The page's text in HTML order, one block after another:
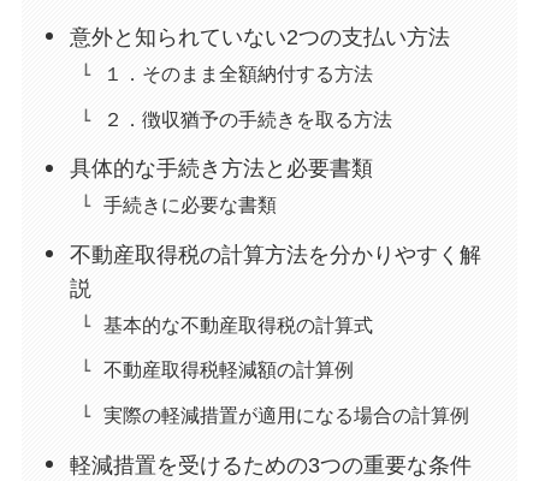
意外と知られていない2つの支払い方法
１．そのまま全額納付する方法
２．徴収猶予の手続きを取る方法
具体的な手続き方法と必要書類
手続きに必要な書類
不動産取得税の計算方法を分かりやすく解
説
基本的な不動産取得税の計算式
不動産取得税軽減額の計算例
実際の軽減措置が適用になる場合の計算例
軽減措置を受けるための3つの重要な条件